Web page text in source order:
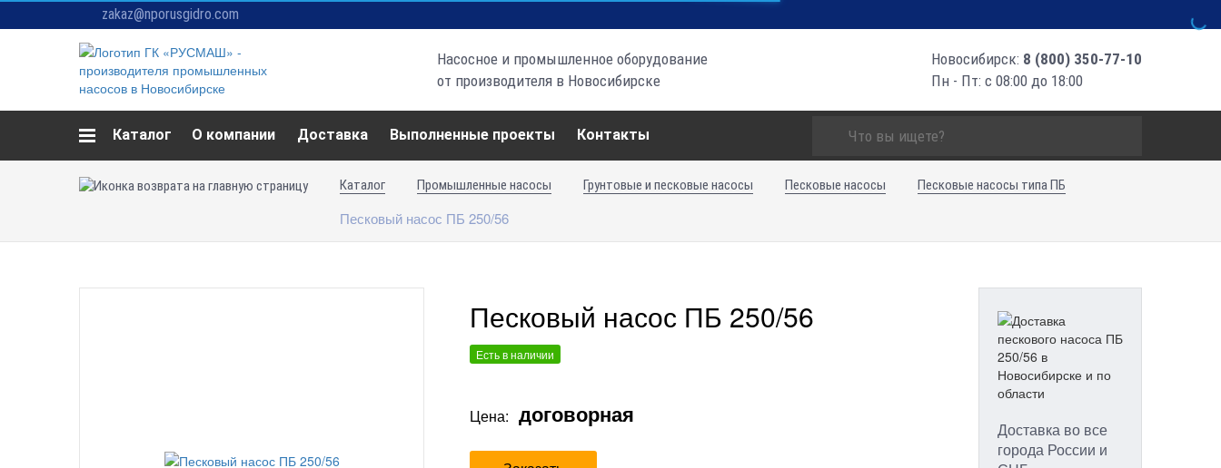
zakaz@nporusgidro.com
Насосное и промышленное оборудование
от производителя в Новосибирске
Новосибирск: 8 (800) 350-77-10
Пн - Пт: с 08:00 до 18:00
Каталог О компании Доставка Выполненные проекты Контакты
Каталог Промышленные насосы Грунтовые и песковые насосы Песковые насосы Песковые насосы типа ПБ
Песковый насос ПБ 250/56
Песковый насос ПБ 250/56
Есть в наличии
Цена: договорная
Доставка во все
города России и